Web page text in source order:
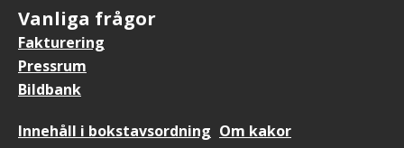
Vanliga frågor
Fakturering
Pressrum
Bildbank
Sidfotsmeny
Innehåll i bokstavsordning Om kakor